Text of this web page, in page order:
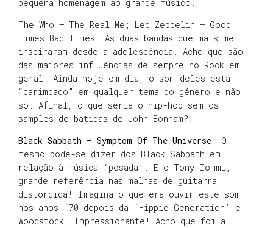
pequena homenagem ao grande músico.
The Who – The Real Me; Led Zeppelin – Good
Times Bad Times: As duas bandas que mais me
inspiraram desde a adolescência. Acho que são
das maiores influências de sempre no Rock em
geral. Ainda hoje em dia, o som deles está
“carimbado” em qualquer tema do género e não
só. Afinal, o que seria o hip-hop sem os
samples de batidas de John Bonham?!
Black Sabbath – Symptom Of The Universe : O
mesmo pode-se dizer dos Black Sabbath em
relação à música ‘pesada’. E o Tony Iommi,
grande referência nas malhas de guitarra
distorcida! Imagina o que era ouvir este som
nos anos ‘70 depois da ‘Hippie Generation’ e
Woodstock. Impressionante! Acho que foi a